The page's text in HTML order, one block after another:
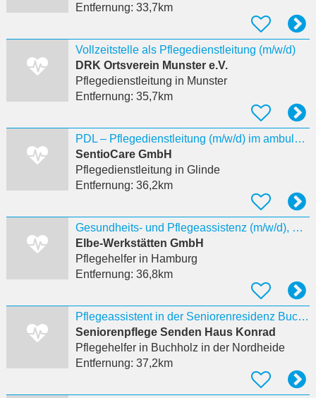
Entfernung: 33,7km
Vollzeitstelle als Pflegedienstleitung (m/w/d)
DRK Ortsverein Munster e.V.
Pflegedienstleitung in Munster
Entfernung: 35,7km
PDL – Pflegedienstleitung (m/w/d) im ambulanten Pflegedienst in Vollzeit
SentioCare GmbH
Pflegedienstleitung in Glinde
Entfernung: 36,2km
Gesundheits- und Pflegeassistenz (m/w/d), Elbe Mitte
Elbe‐Werkstätten GmbH
Pflegehelferin Hamburg
Entfernung: 36,8km
Pflegeassistent in der Seniorenresidenz Buchholz i. d. Nordheide m/w/d
Seniorenpflege Senden Haus Konrad
Pflegehelferin Buchholz in der Nordheide
Entfernung: 37,2km